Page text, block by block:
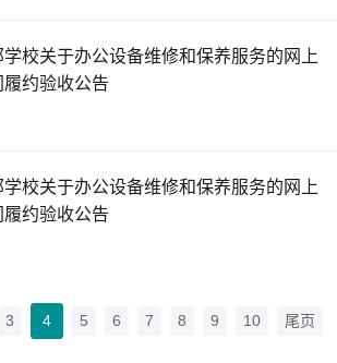
校关于办公设备维修和保养服务的网上
约验收公告
校关于办公设备维修和保养服务的网上
约验收公告
3 4 5 6 7 8 9 10 尾页